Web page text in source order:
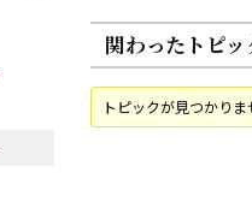
関わったトピッ
トピックが見つかりま